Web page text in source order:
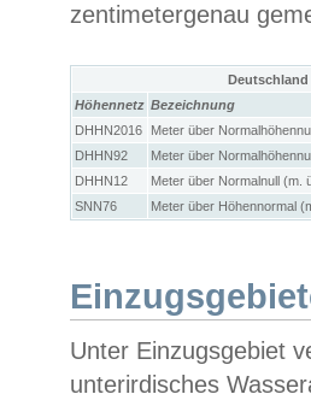
zentimetergenau
Höhennetz Bezeichnung
DHHN2016
Meter über
DHHN92
Meter über
DHHN12
Meter über Normalnull (m.
SNN76
Meter über Höhennormal
Unter Einzugsgebiet
unterirdisches